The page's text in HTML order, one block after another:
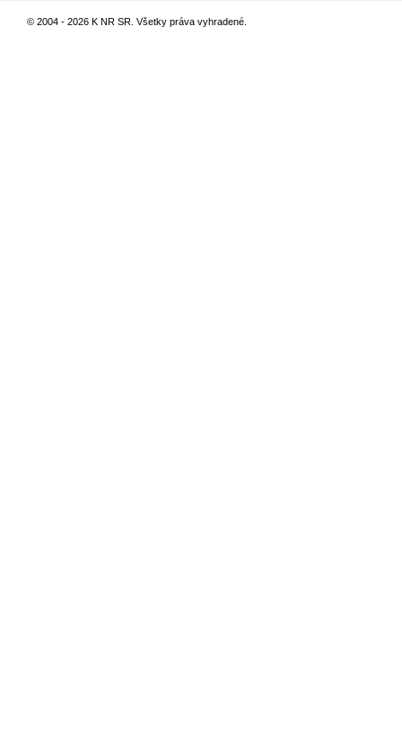
© 2004 - 2026 K NR SR. Všetky práva vyhradené.